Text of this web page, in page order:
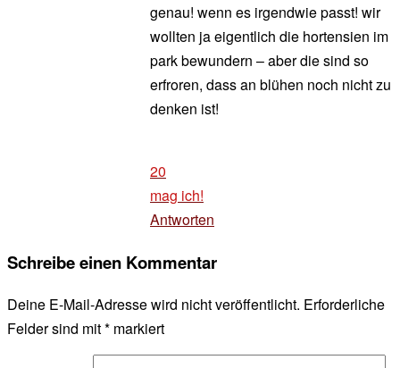
genau! wenn es irgendwie passt! wir
wollten ja eigentlich die hortensien im
park bewundern – aber die sind so
erfroren, dass an blühen noch nicht zu
denken ist!
20
mag ich!
Antworten
Schreibe einen Kommentar
Deine E-Mail-Adresse wird nicht veröffentlicht. Erforderliche
Felder sind mit* markiert